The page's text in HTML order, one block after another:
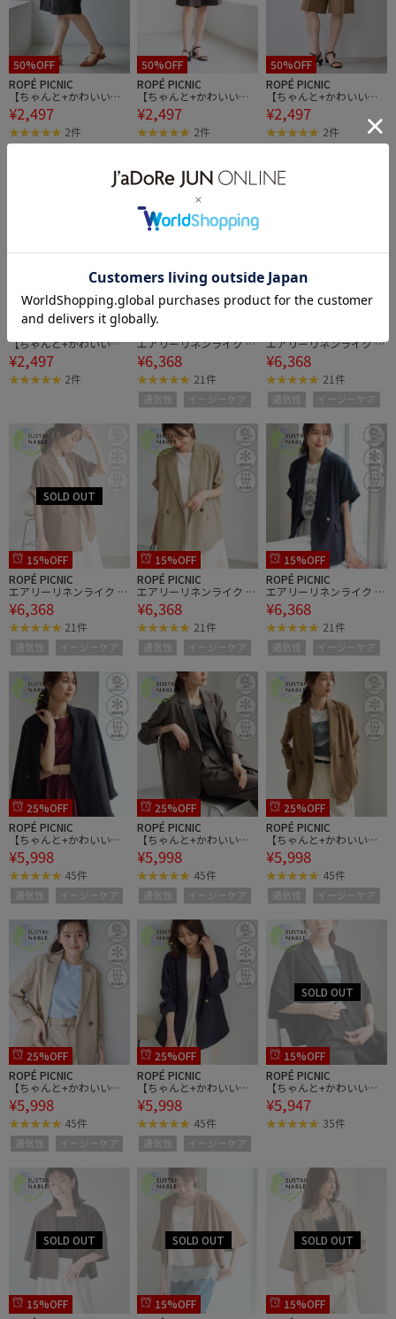
50%OFF
ROPÉ PICNIC
【ちゃんと+かわいい保
証】エアリーリネンライ
ク タックハーフパンツ/U
Vカット・速乾
¥2,497
2件
50%OFF
ROPÉ PICNIC
【ちゃんと+かわいい保
証】エアリーリネンライ
ク タックハーフパンツ/U
Vカット・速乾
¥2,497
2件
50%OFF
ROPÉ PICNIC
【ちゃんと+かわいい保
証】エアリーリネンライ
ク タックハーフパンツ/U
Vカット・速乾
¥2,497
2件
50%OFF
【ちゃんと+かわいい保
証】エアリーリネンライ
ク タックハーフパンツ/U
Vカット・速乾
¥2,497
2件
15%OFF
ROPÉ PICNIC
エアリーリネンライク ド
ルマンジャケット/接触
冷感・UVカット・速乾
¥6,368
21件
通気性 イージーケア
エアリーリネンライク ド
ルマンジャケット/接触
冷感・UVカット・速乾
¥6,368
21件
通気性 イージーケア
15%OFF
ROPÉ PICNIC
エアリーリネンライク ド
ルマンジャケット/接触
冷感・UVカット・速乾
¥6,368
21件
通気性 イージーケア
15%OFF
ROPÉ PICNIC
エアリーリネンライク ド
ルマンジャケット/接触
冷感・UVカット・速乾
¥6,368
21件
通気性 イージーケア
15%OFF
ROPÉ PICNIC
エアリーリネンライク ド
ルマンジャケット/接触
冷感・UVカット・速乾
¥6,368
21件
通気性 イージーケア
25%OFF
ROPÉ PICNIC
【ちゃんと+かわいい保
証】エアリーリネンライ
ク ダブルジャケット/接
触冷感・UVカット・速乾
¥5,998
45件
通気性 イージーケア
25%OFF
ROPÉ PICNIC
【ちゃんと+かわいい保
証】エアリーリネンライ
ク ダブルジャケット/接
触冷感・UVカット・速乾
¥5,998
45件
通気性 イージーケア
25%OFF
ROPÉ PICNIC
【ちゃんと+かわいい保
証】エアリーリネンライ
ク ダブルジャケット/接
触冷感・UVカット・速乾
¥5,998
45件
通気性 イージーケア
25%OFF
ROPÉ PICNIC
【ちゃんと+かわいい保
証】エアリーリネンライ
ク ダブルジャケット/接
触冷感・UVカット・速乾
¥5,998
45件
通気性 イージーケア
25%OFF
ROPÉ PICNIC
【ちゃんと+かわいい保
証】エアリーリネンライ
ク ダブルジャケット/接
触冷感・UVカット・速乾
¥5,998
45件
通気性 イージーケア
15%OFF
ROPÉ PICNIC
【ちゃんと+かわいい保
証】エアリーリネンライ
ク ハーフスリーブジャケ
ット/接触冷感・UVカッ
¥5,947
35件
15%OFF
15%OFF
15%OFF